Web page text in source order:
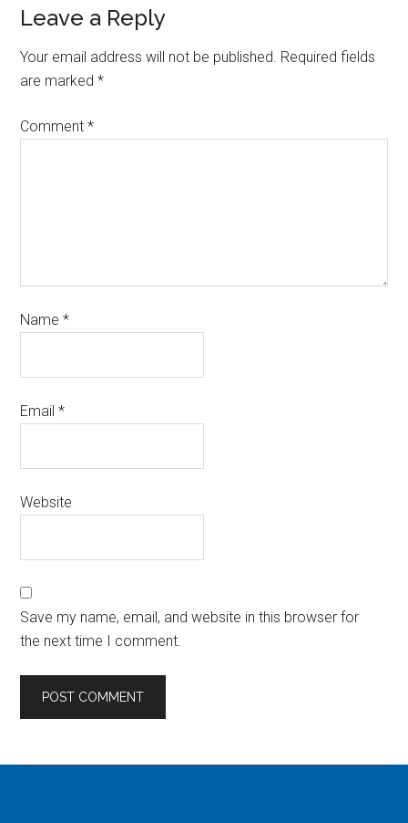
Leave a Reply
Your email address will not be published. Required fields
are marked*
Comment*
Name*
Email*
Website
Save my name, email, and website in this browser for
the next time I comment.